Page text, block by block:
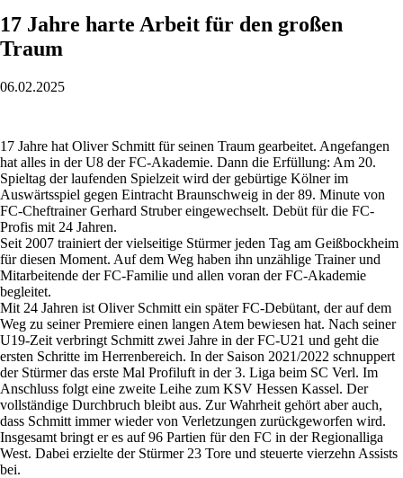
17 Jahre harte Arbeit für den großen
Traum
06.02.2025
17 Jahre hat Oliver Schmitt für seinen Traum gearbeitet. Angefangen
hat alles in der U8 der FC-Akademie. Dann die Erfüllung: Am 20.
Spieltag der laufenden Spielzeit wird der gebürtige Kölner im
Auswärtsspiel gegen Eintracht Braunschweig in der 89. Minute von
FC-Cheftrainer Gerhard Struber eingewechselt. Debüt für die FC-
Profis mit 24 Jahren.
Seit 2007 trainiert der vielseitige Stürmer jeden Tag am Geißbockheim
für diesen Moment. Auf dem Weg haben ihn unzählige Trainer und
Mitarbeitende der FC-Familie und allen voran der FC-Akademie
begleitet.
Mit 24 Jahren ist Oliver Schmitt ein später FC-Debütant, der auf dem
Weg zu seiner Premiere einen langen Atem bewiesen hat. Nach seiner
U19-Zeit verbringt Schmitt zwei Jahre in der FC-U21 und geht die
ersten Schritte im Herrenbereich. In der Saison 2021/2022 schnuppert
der Stürmer das erste Mal Profiluft in der 3. Liga beim SC Verl. Im
Anschluss folgt eine zweite Leihe zum KSV Hessen Kassel. Der
vollständige Durchbruch bleibt aus. Zur Wahrheit gehört aber auch,
dass Schmitt immer wieder von Verletzungen zurückgeworfen wird.
Insgesamt bringt er es auf 96 Partien für den FC in der Regionalliga
West. Dabei erzielte der Stürmer 23 Tore und steuerte vierzehn Assists
bei.